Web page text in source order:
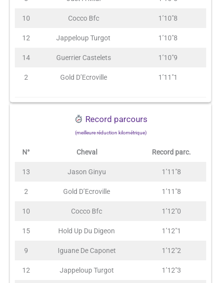
10 Cocco Bfc 1’10″8
12 Jappeloup Turgot 1’10″8
14 Guerrier Castelets 1’10″9
2 Gold D’Ecroville 1’11″1
Record parcours
(meilleure réduction kilométrique)
N° Cheval Record parc.
13 Jason Ginyu 1’11″8
2 Gold D’Ecroville 1’11″8
10 Cocco Bfc 1’12″0
15 Hold Up Du Digeon 1’12″1
9 Iguane De Caponet 1’12″2
12 Jappeloup Turgot 1’12″3